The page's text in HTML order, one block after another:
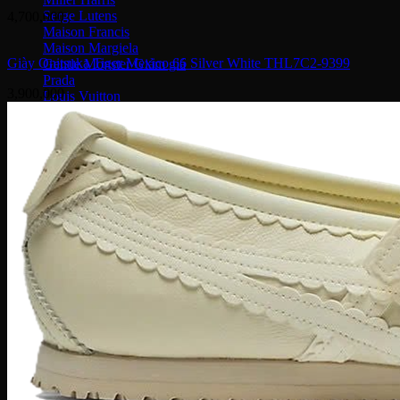
Serge Lutens
Maison Francis
Maison Margiela
Gentle Monster
Prada
Louis Vuitton
Dior
Gucci
Saint Laurent
Bottega Veneta
Versace
Fendi
Ray Ban
Gucci
Champion
Adidas
Supreme
Celine
Louis Vuitton
Nike
4,700,000
Giày Onitsuka Tiger Mexico 66 Silver White THL7C2-9399
3,900,000